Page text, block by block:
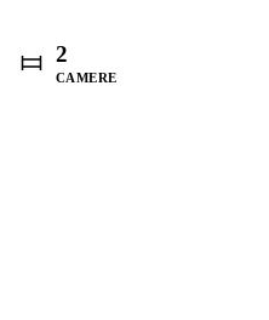
2
CAMERE